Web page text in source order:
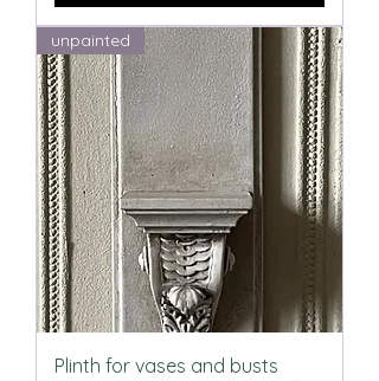
unpainted
Plinth for vases and busts